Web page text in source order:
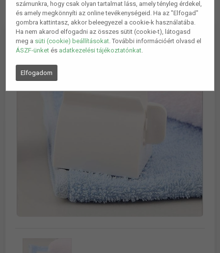
számunkra, hogy csak olyan tartalmat láss, amely tényleg érdekel,
és amely megkönnyíti az online tevékenységeid. Ha az "Elfogad"
gombra kattintasz, akkor beleegyezel a cookie-k használatába.
Ha nem akarod elfogadni az összes sütit (cookie-t), látogasd
meg a süti (cookie) beállításokat. További információért olvasd el
ÁSZF-ünket és adatkezelési tájékoztatónkat.
Elfogadom